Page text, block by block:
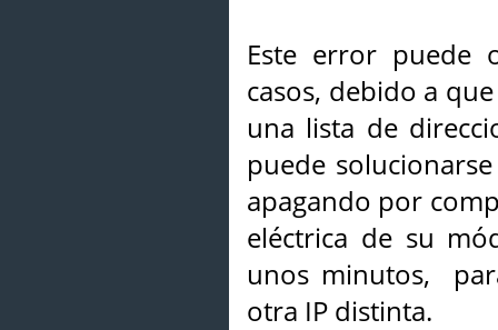
Este error puede
casos, debido a
una lista de
puede
apagando por
eléctrica de su
unos minutos,
otra IP distinta.